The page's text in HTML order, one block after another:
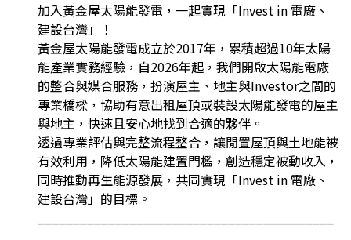
加入黃金屋太陽能發電，一起實現「Invest in 電廠、
建設台灣」！
黃金屋太陽能發電成立於2017年，累積超過10年太陽
能產業實務經驗，自2026年起，我們開啟太陽能電廠
的整合與媒合服務，扮演屋主、地主與Investor之間的
專業橋樑，協助有意出租屋頂或裝設太陽能發電的屋主
與地主，快速且安心地找到合適的夥伴。
透過專業評估與完整流程整合，讓閒置屋頂與土地能被
有效利用，降低太陽能建置門檻，創造穩定被動收入，
同時推動再生能源發展，共同實現「Invest in 電廠、
建設台灣」的目標。